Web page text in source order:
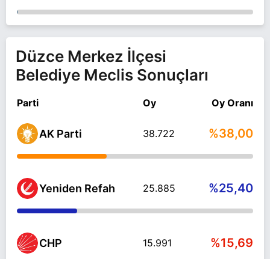
Düzce Merkez İlçesi
Belediye Meclis Sonuçları
Parti Oy Oy Oranı
AK Parti 38.722 %38,00
Yeniden Refah 25.885 %25,40
CHP 15.991 %15,69